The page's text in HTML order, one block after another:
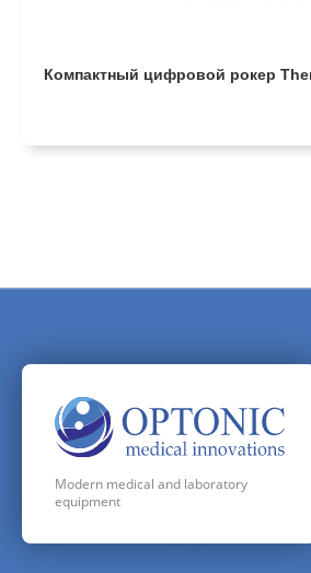
Компактный цифровой рокер
Modern medical and laboratory
equipment